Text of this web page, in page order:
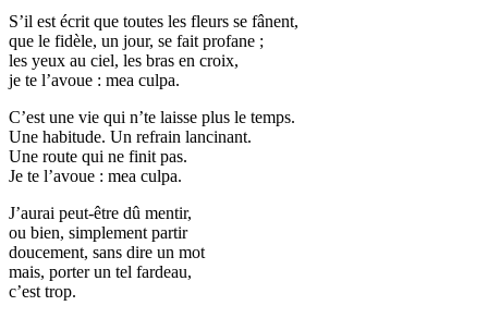
S’il est écrit que toutes les fleurs se fânent,
que le fidèle, un jour, se fait profane ;
les yeux au ciel, les bras en croix,
je te l’avoue : mea culpa.
C’est une vie qui n’te laisse plus le temps.
Une habitude. Un refrain lancinant.
Une route qui ne finit pas.
Je te l’avoue : mea culpa.
J’aurai peut-être dû mentir,
ou bien, simplement partir
doucement, sans dire un mot
mais, porter un tel fardeau,
c’est trop.